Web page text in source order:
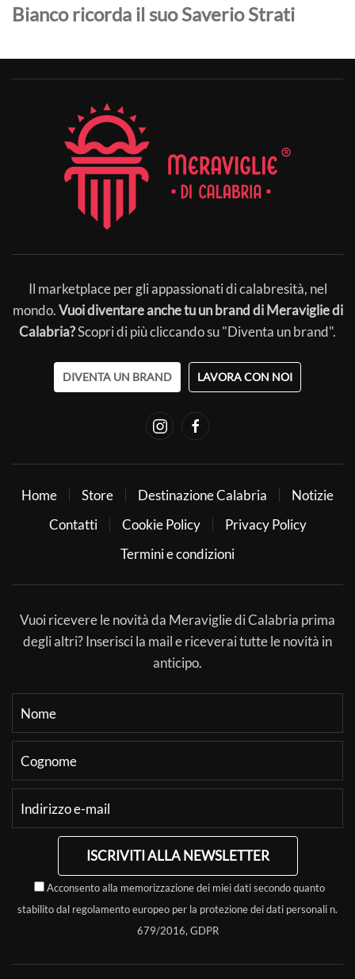
Bianco ricorda il suo Saverio Strati
Il marketplace per gli appassionati di calabresità, nel
mondo.Vuoi diventare anche tu un brand di Meraviglie di
Calabria?Scopri di più cliccando su "Diventa un brand".
DIVENTA UN BRAND LAVORA CON NOI
Home Store Destinazione Calabria
Notizie
Contatti
Cookie Policy
Privacy Policy
Termini e condizioni
Vuoi ricevere le novità da Meraviglie di Calabria prima
degli altri? Inserisci la mail e riceverai tutte le novità in
anticipo.
ISCRIVITI ALLA NEWSLETTER
Acconsento alla memorizzazione dei miei dati secondo quanto
stabilito dal regolamento europeo per la protezione dei dati personali n.
679/2016, GDPR